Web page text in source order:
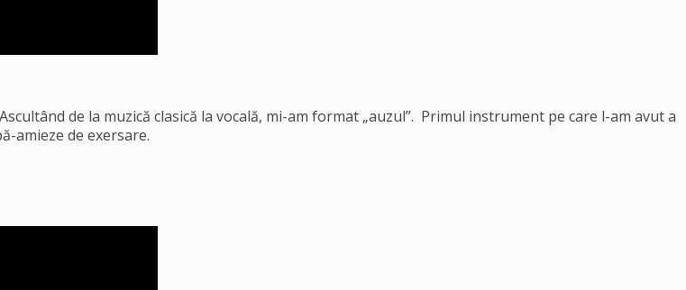
de la muzică clasică la vocală, mi-am format „auzul”. Primul instrument pe care l-am avut a
amieze de exersare.